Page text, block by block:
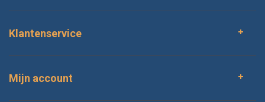
Klantenservice
Mijn account